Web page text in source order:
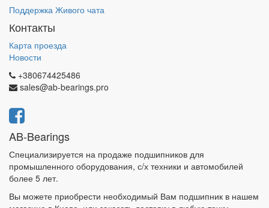
Поддержка Живого чата
Контакты
Карта проезда
Новости
+380674425486
sales@ab-bearings.pro
AB-Bearings
Специализируется на продаже подшипников для
промышленного оборудования, с/х техники и автомобилей
более 5 лет.
Вы можете приобрести необходимый Вам подшипник в нашем